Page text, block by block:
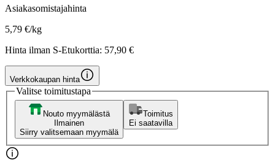
Asiakasomistajahinta
5,79 €/kg
Hinta ilman S-Etukorttia: 57,90 €
Verkkokaupan hinta
Valitse toimitustapa
Nouto myymälästä
Ilmainen
Siirry valitsemaan myymälä
Toimitus
Ei saatavilla